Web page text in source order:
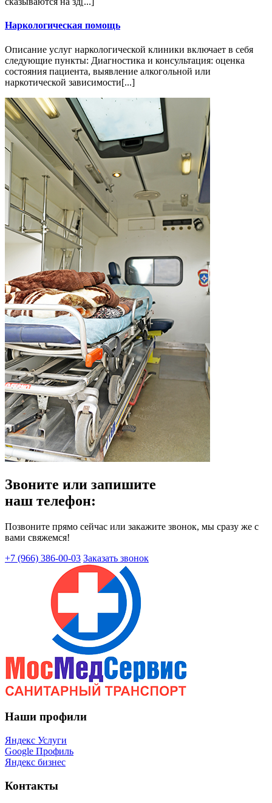
Наркологическая помощь
Описание услуг наркологической клиники включает в себя
следующие пункты: Диагностика и консультация: оценка
состояния пациента, выявление алкогольной или
наркотической зависимости[...]
Звоните или запишите
наш телефон:
Позвоните прямо сейчас или закажите звонок, мы сразу же с
вами свяжемся!
+7 (966) 386-00-03 Заказать звонок
Наши профили
Яндекс Услуги
Google Профиль
Яндекс бизнес
Контакты